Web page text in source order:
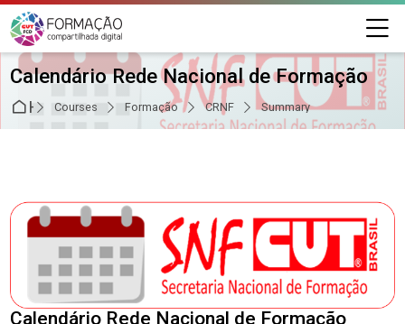
Skip to navigation
Skip to login form
Skip to main content
Skip to footer
Calendário Rede Nacional de Formação
HomeCourses Formação CRNF Summary
Calendário Rede Nacional de Formação